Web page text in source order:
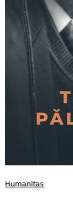
Humanitas